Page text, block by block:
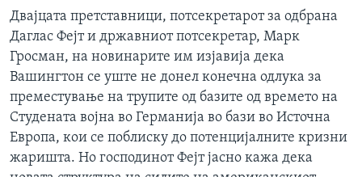
Двајцата претставници, потсекретарот за одбрана
Даглас Фејт и државниот потсекретар, Марк
Гросман, на новинарите им изјавија дека
Вашингтон се уште не донел конечна одлука за
преместување на трупите од базите од времето на
Студената војна во Германија во бази во Источна
Европа, кои се поблиску до потенцијалните кризни
жаришта. Но господинот Фејт јасно кажа дека